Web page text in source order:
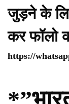
जुड़ने के
कर फॉलो
https://